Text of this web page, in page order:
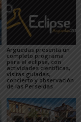
Arguedas presenta un
completo programa
para el eclipse, con
actividades científicas,
visitas guiadas,
concierto y observación
de las Perseidas